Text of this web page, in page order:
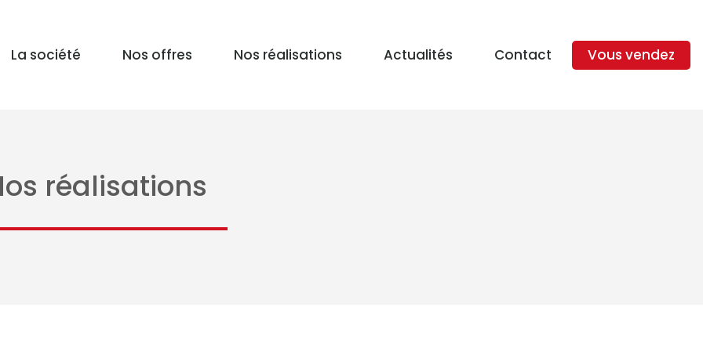
La société Nos offres Nos réalisations Actualités Contact Vous vendez
réalisations